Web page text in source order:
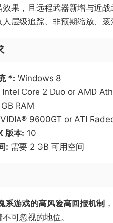
果，且远程武器新增与近
人层级追踪、非预期缩放、
*: Windows 8
Intel Core 2 Duo or AMD
RAM
9600GT or ATI
版本: 10
: 需要 2 GB 可用空间
系游戏的高风险高回报机制
可忽视的地位。